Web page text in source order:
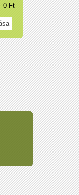
0 Ft